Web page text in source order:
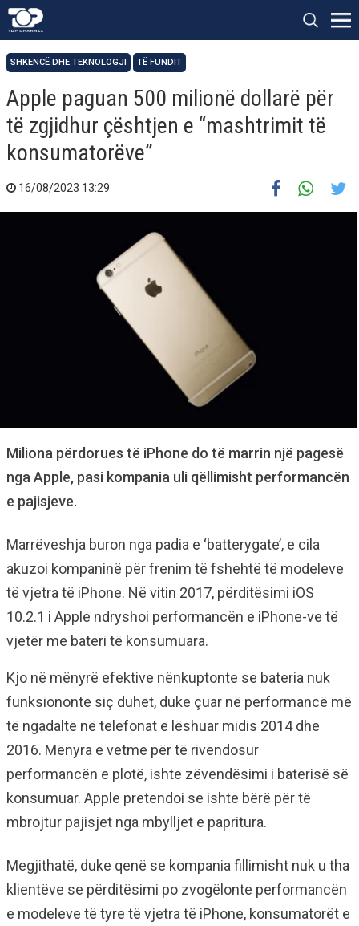
SHKENCË DHE TEKNOLOGJI TË FUNDIT
Apple paguan 500 milionë dollarë për
të zgjidhur çështjen e “mashtrimit të
konsumatorëve”
16/08/2023 13:29
Miliona përdorues të iPhone do të marrin një pagesë
nga Apple, pasi kompania uli qëllimisht performancën
e pajisjeve.
Marrëveshja buron nga padia e ‘batterygate’, e cila
akuzoi kompaninë për frenim të fshehtë të modeleve
të vjetra të iPhone. Në vitin 2017, përditësimi iOS
10.2.1 i Apple ndryshoi performancën e iPhone-ve të
vjetër me bateri të konsumuara.
Kjo në mënyrë efektive nënkuptonte se bateria nuk
funksiononte siç duhet, duke çuar në performancë më
të ngadaltë në telefonat e lëshuar midis 2014 dhe
2016. Mënyra e vetme për të rivendosur
performancën e plotë, ishte zëvendësimi i baterisë së
konsumuar. Apple pretendoi se ishte bërë për të
mbrojtur pajisjet nga mbylljet e papritura.
Megjithatë, duke qenë se kompania fillimisht nuk u tha
klientëve se përditësimi po zvogëlonte performancën
e modeleve të tyre të vjetra të iPhone, konsumatorët e